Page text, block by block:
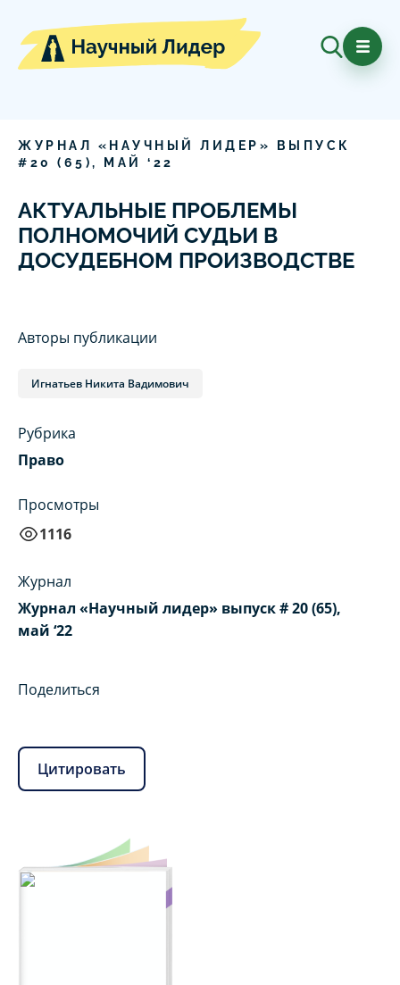
ЖУРНАЛ «НАУЧНЫЙ ЛИДЕР» ВЫПУСК
# 20 ( 65 ), МАЙ ‘ 22
АКТУАЛЬНЫЕ ПРОБЛЕМЫ
ПОЛНОМОЧИЙ СУДЬИ В
ДОСУДЕБНОМ ПРОИЗВОДСТВЕ
Авторы публикации
Игнатьев Никита Вадимович
Рубрика
Право
Просмотры
1116
Журнал
Журнал «Научный лидер» выпуск # 20 (65),
май ‘22
Поделиться
Цитировать